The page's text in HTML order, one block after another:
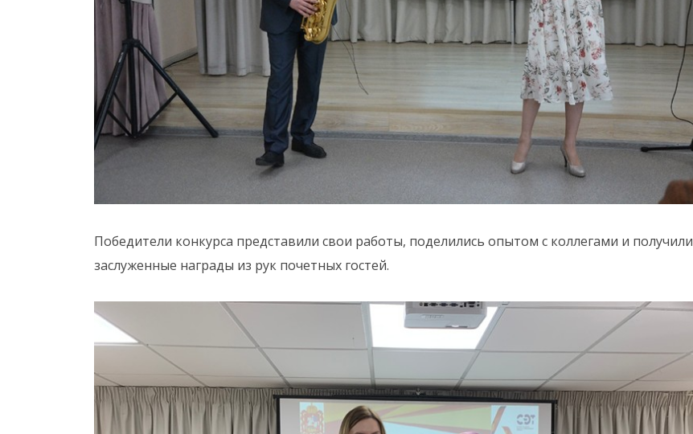
Победители конкурса представили свои работы, поделились опытом с коллегами и получили
заслуженные награды из рук почетных гостей.